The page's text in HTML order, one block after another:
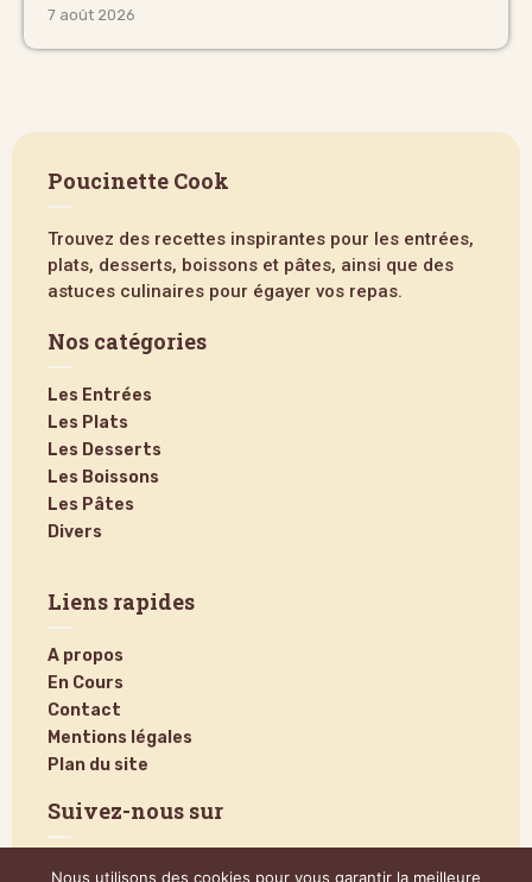
7 août 2026
Poucinette Cook
Trouvez des recettes inspirantes pour les entrées,
plats, desserts, boissons et pâtes, ainsi que des
astuces culinaires pour égayer vos repas.
Nos catégories
Les Entrées
Les Plats
Les Desserts
Les Boissons
Les Pâtes
Divers
Liens rapides
A propos
En Cours
Contact
Mentions légales
Plan du site
Suivez-nous sur
Nous utilisons des cookies pour vous garantir la meilleure